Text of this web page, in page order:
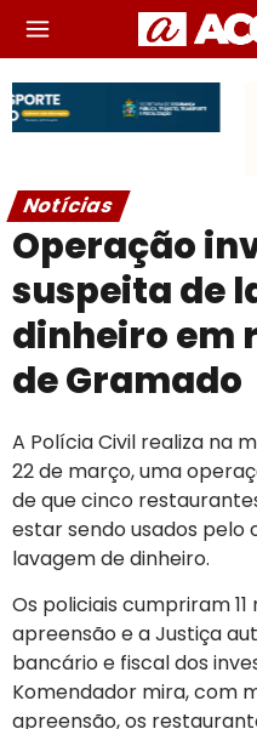
Notícias
Operação
suspeita de
dinheiro em
de Gramado
A Polícia Civil realiza na
22 de março, uma
de que cinco
estar sendo usados
lavagem de dinheiro.
Os policiais cumpriram
apreensão e a Justiça
bancário e fiscal dos
Komendador mira, com
apreensão, os